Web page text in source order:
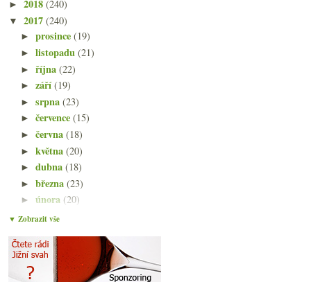
► 2018 (240)
▼ 2017 (240)
►prosince(19)
►listopadu(21)
►října(22)
►září(19)
►srpna(23)
►července(15)
►června(18)
►května(20)
►dubna(18)
►března(23)
►února (20)
▼ledna
Páteční zahřívací naturální večírek v Táboře
Čína, body z roku 1976, požár, královské bubliny…
Opět Favereau a bezva veltlín
▼ Zobrazit vše